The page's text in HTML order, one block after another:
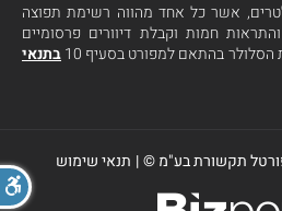
אשר כל אחד מהווה רשימת תפוצה
חמות וקבלת דיוורים פרסומיים
בהתאם למפורט בסעיף 10
בתנאי
תקשורת בע"מ ©| תנאי שימוש